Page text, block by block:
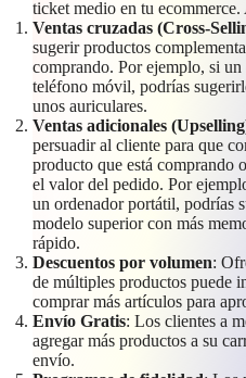
ticket medio en tu
Ventas cruzadas (Cross-
sugerir productos
comprando. Por ejemplo, si
teléfono móvil, podrías
unos auriculares.
Ventas adicionales
persuadir al cliente para que
producto que está comprando
el valor del pedido. Por
un ordenador portátil, podrías
modelo superior con más
rápido.
Descuentos por volumen:
de múltiples productos puede
comprar más artículos para
Envío Gratis: Los clientes a
agregar más productos a su
envío.